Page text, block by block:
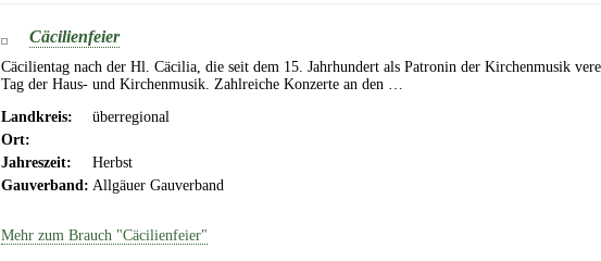
Cäcilienfeier
Cäcilientag nach der Hl. Cäcilia, die seit dem 15. Jahrhundert als Patronin der Kirchenmusik
Tag der Haus- und Kirchenmusik. Zahlreiche Konzerte an den …
Landkreis:
überregional
Ort:
Jahreszeit:
Herbst
Gauverband: Allgäuer Gauverband
Mehr zum Brauch "Cäcilienfeier"